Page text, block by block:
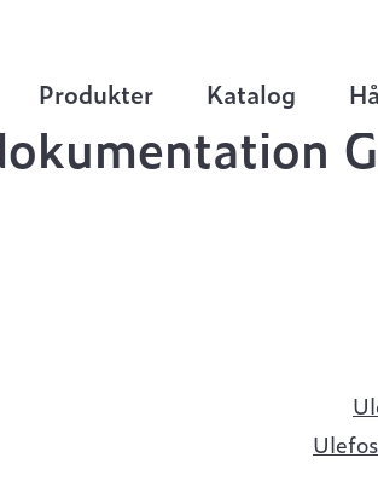
Produkter Katalog